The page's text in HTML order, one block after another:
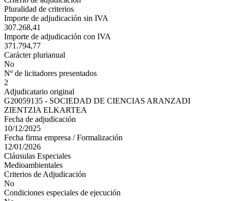
Pluralidad de criterios
Importe de adjudicación sin IVA
307.268,41
Importe de adjudicación con IVA
371.794,77
Carácter plurianual
No
Nº de licitadores presentados
2
Adjudicatario original
G20059135 - SOCIEDAD DE CIENCIAS ARANZADI
ZIENTZIA ELKARTEA
Fecha de adjudicación
10/12/2025
Fecha firma empresa / Formalización
12/01/2026
Cláusulas Especiales
Medioambientales
Criterios de Adjudicación
No
Condiciones especiales de ejecución